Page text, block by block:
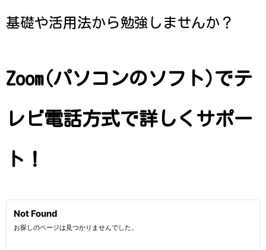
基礎や活用法から勉強しませんか？
Zoom(パソコンのソフト)でテ
レビ電話方式で詳しくサポー
ト！